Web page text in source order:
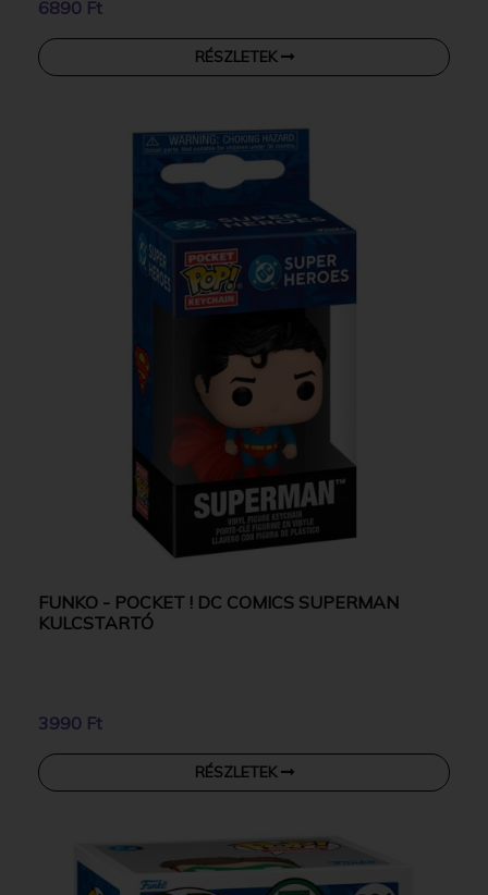
6890 Ft
RÉSZLETEK
FUNKO - POCKET ! DC COMICS SUPERMAN
KULCSTARTÓ
3990 Ft
RÉSZLETEK